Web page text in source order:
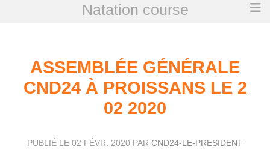
Natation course
Assemblée Générale CND24 à Proissans le 2 02 2020
ASSEMBLÉE GÉNÉRALE
CND24 À PROISSANS LE 2
02 2020
PUBLIÉ LE 02 FÉVR. 2020 PAR CND24-LE-PRESIDENT